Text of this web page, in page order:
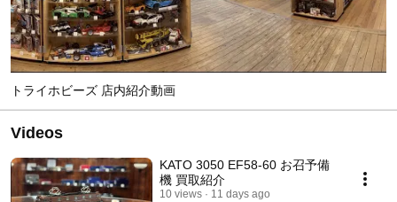
トライホビーズ 店内紹介動画
Videos
KATO 3050 EF58-60 お召予備
機 買取紹介
10 views 11 days ago